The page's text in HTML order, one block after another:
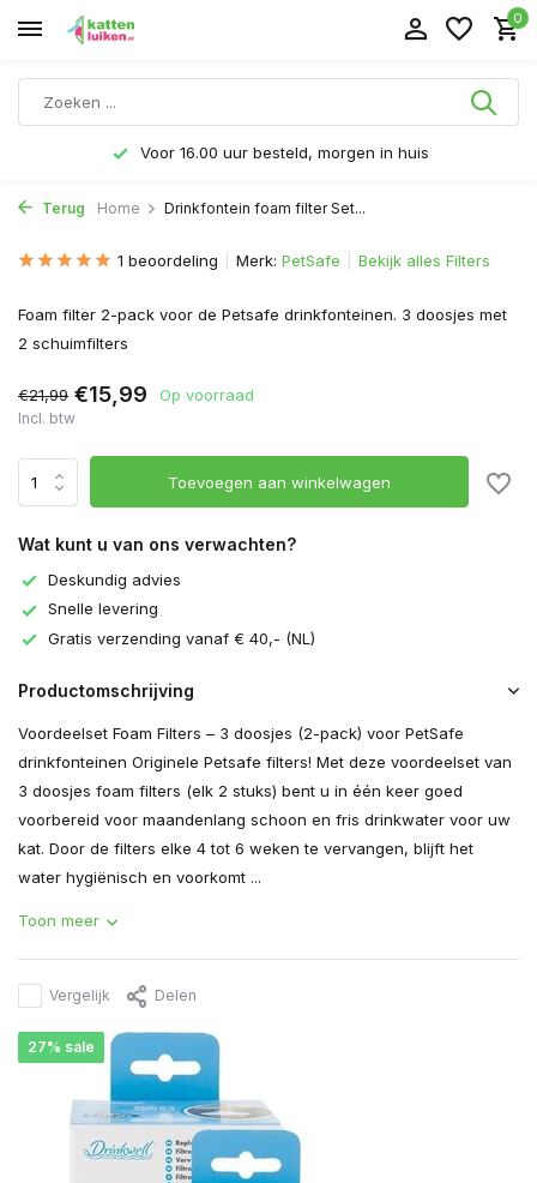
0
Voor 16.00 uur besteld, morgen in huis
Terug Home Drinkfontein foam filter Set...
27% sale
1 beoordeling Merk: PetSafe Bekijk alles Filters
Foam filter 2-pack voor de Petsafe drinkfonteinen. 3 doosjes met
2 schuimfilters
€21,99 €15,99 Op voorraad
Incl. btw
Toevoegen aan winkelwagen
Wat kunt u van ons verwachten?
Deskundig advies
Snelle levering
Gratis verzending vanaf € 40,- (NL)
Productomschrijving
Voordeelset Foam Filters – 3 doosjes (2-pack) voor PetSafe
drinkfonteinen Originele Petsafe filters! Met deze voordeelset van
3 doosjes foam filters (elk 2 stuks) bent u in één keer goed
voorbereid voor maandenlang schoon en fris drinkwater voor uw
kat. Door de filters elke 4 tot 6 weken te vervangen, blijft het
water hygiënisch en voorkomt ...
Toon meer
Vergelijk Delen